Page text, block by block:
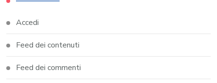
Accedi
Feed dei contenuti
Feed dei commenti